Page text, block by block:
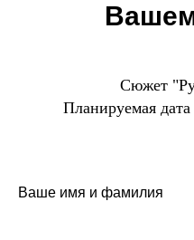
Сюжет
Планируемая
Ваше имя и фамилия